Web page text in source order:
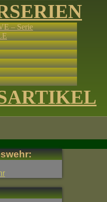
– Serie